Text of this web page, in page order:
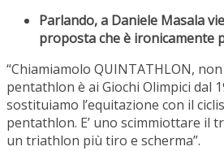
Parlando, a Daniele Masala
proposta che è ironicamente
“Chiamiamolo QUINTATHLON,
pentathlon è ai Giochi Olimpici dal
sostituiamo l’equitazione con il
pentathlon. E’ uno scimmiottare il
un triathlon più tiro e scherma”.